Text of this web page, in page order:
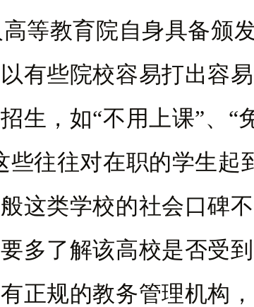
等教育院自身具备颁
有些院校容易打出容
生，如“不用上课”、“
些往往对在职的学生起
这类学校的社会口碑
多了解该高校是否受
正规的教务管理机构